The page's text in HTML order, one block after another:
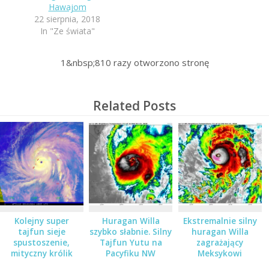
Hawajom
22 sierpnia, 2018
In "Ze świata"
1&nbsp;810 razy otworzono stronę
Related Posts
Kolejny super
tajfun sieje
spustoszenie,
mityczny królik
Huragan Willa
szybko słabnie. Silny
Tajfun Yutu na
Pacyfiku NW
Ekstremalnie silny
huragan Willa
zagrażający
Meksykowi